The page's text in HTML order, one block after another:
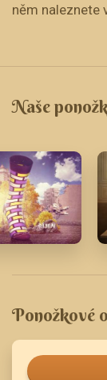
něm naleznete
Naše
Ponožkové